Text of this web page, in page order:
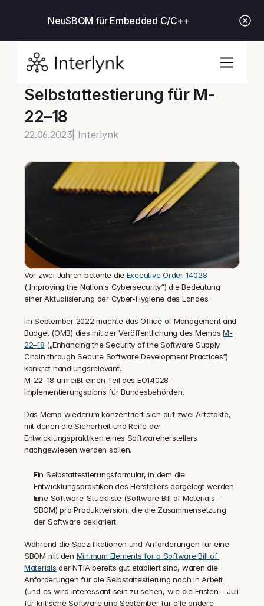
NeuSBOM für Embedded C/C++
Selbstattestierung für M-
22–18
22.06.2023 | Interlynk
Vor zwei Jahren betonte die Executive Order 14028
(„Improving the Nation's Cybersecurity“) die Bedeutung
einer Aktualisierung der Cyber-Hygiene des Landes.
Im September 2022 machte das Office of Management and
Budget (OMB) dies mit der Veröffentlichung des Memos M-
22–18 („Enhancing the Security of the Software Supply
Chain through Secure Software Development Practices“)
konkret handlungsrelevant.
M-22–18 umreißt einen Teil des EO14028-
Implementierungsplans für Bundesbehörden.
Das Memo wiederum konzentriert sich auf zwei Artefakte,
mit denen die Sicherheit und Reife der
Entwicklungspraktiken eines Softwareherstellers
nachgewiesen werden sollen.
Ein Selbstattestierungsformular, in dem die
Entwicklungspraktiken des Herstellers dargelegt werden
Eine Software-Stückliste (Software Bill of Materials –
SBOM) pro Produktversion, die die Zusammensetzung
der Software deklariert
Während die Spezifikationen und Anforderungen für eine
SBOM mit den Minimum Elements for a Software Bill of
Materials der NTIA bereits gut etabliert sind, waren die
Anforderungen für die Selbstattestierung noch in Arbeit
(und es wird interessant sein zu sehen, wie die Fristen – Juli
für kritische Software und September für alle andere